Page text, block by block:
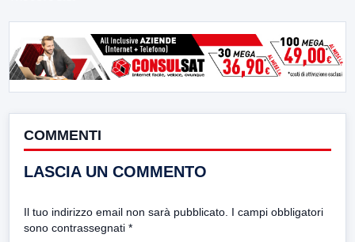
COMMENTI
LASCIA UN COMMENTO
Il tuo indirizzo email non sarà pubblicato. I campi obbligatori
sono contrassegnati *